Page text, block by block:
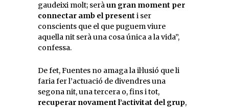
gaudeixi molt; seràun gran moment per
connectar amb el present i ser
conscients que el que puguem viure
aquella nit serà una cosa única a la vida”,
confessa.
De fet, Fuentes no amaga la il·lusió que li
faria fer l’actuació de divendres una
segona nit, una tercera o, fins i tot,
recuperar novament l’activitat del grup,